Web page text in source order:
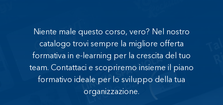
Niente male questo corso, vero? Nel nostro
catalogo trovi sempre la migliore offerta
formativa in e-learning per la crescita del tuo
team. Contattaci e scopriremo insieme il piano
formativo ideale per lo sviluppo della tua
organizzazione.